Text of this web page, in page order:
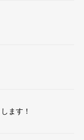
ます！